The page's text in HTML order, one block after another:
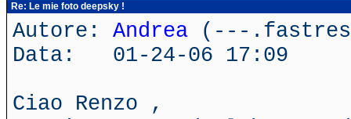
Re: Le mie foto deepsky !
Autore: Andrea (---
Data: 01-24-06 17:09
Ciao Renzo ,